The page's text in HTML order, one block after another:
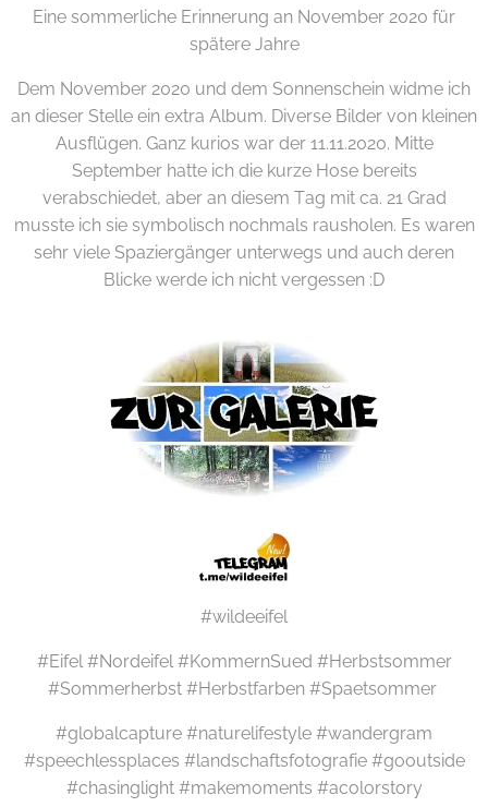
Eine sommerliche Erinnerung an November 2020 für
spätere Jahre
Dem November 2020 und dem Sonnenschein widme ich
an dieser Stelle ein extra Album. Diverse Bilder von kleinen
Ausflügen. Ganz kurios war der 11.11.2020. Mitte
September hatte ich die kurze Hose bereits
verabschiedet, aber an diesem Tag mit ca. 21 Grad
musste ich sie symbolisch nochmals rausholen. Es waren
sehr viele Spaziergänger unterwegs und auch deren
Blicke werde ich nicht vergessen :D
#wildeeifel
#Eifel #Nordeifel #KommernSued #Herbstsommer
#Sommerherbst #Herbstfarben #Spaetsommer
#globalcapture #naturelifestyle #wandergram
#speechlessplaces #landschaftsfotografie #gooutside
#chasinglight #makemoments #acolorstory